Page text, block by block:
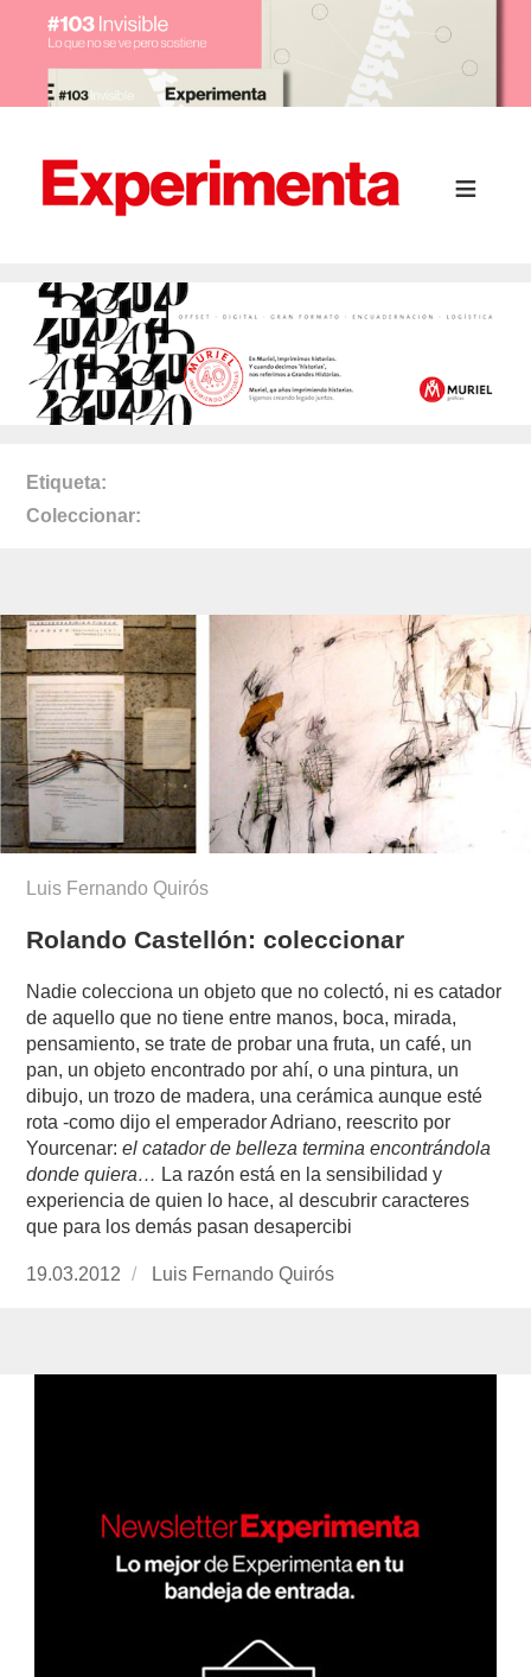
Etiqueta
Coleccionar
Luis Fernando Quirós
Rolando Castellón: coleccionar
Nadie colecciona un objeto que no colectó, ni es catador
de aquello que no tiene entre manos, boca, mirada,
pensamiento, se trate de probar una fruta, un café, un
pan, un objeto encontrado por ahí, o una pintura, un
dibujo, un trozo de madera, una cerámica aunque esté
rota -como dijo el emperador Adriano, reescrito por
Yourcenar:el catador de belleza termina encontrándola
donde quiera… La razón está en la sensibilidad y
experiencia de quien lo hace, al descubrir caracteres
que para los demás pasan desapercibi
Publicado
19.03.2012
https://www.experimenta.es/author/luis-
Luis Fernando Quirós